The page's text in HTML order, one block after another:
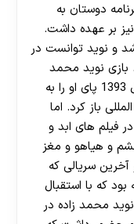
از برنامه دوستان به
بر عهده داشت.
و نوید توانست در
نوید محمد
زاده برای اولین بار در فیلم ناهید در سال 1393 پای او را به
باز کرد. اما
فیلم های ابد و
و هیاهو و مغز
سریالی که
که با استقبال
محمد زاده در